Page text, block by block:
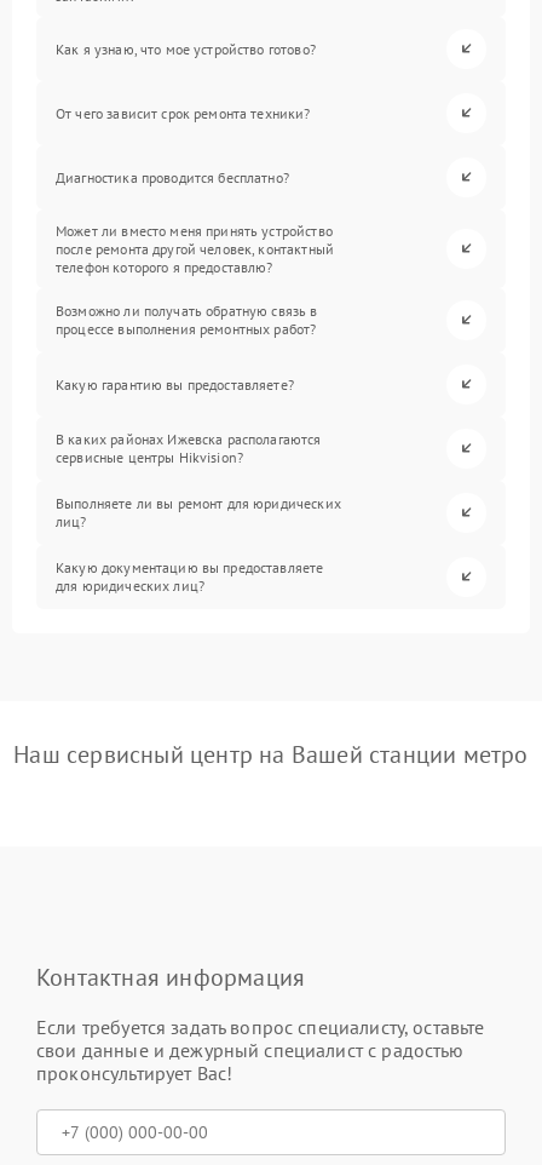
Как я узнаю, что мое устройство готово?
От чего зависит срок ремонта техники?
Диагностика проводится бесплатно?
Может ли вместо меня принять устройство
после ремонта другой человек, контактный
телефон которого я предоставлю?
Возможно ли получать обратную связь в
процессе выполнения ремонтных работ?
Какую гарантию вы предоставляете?
В каких районах Ижевска располагаются
сервисные центры Hikvision?
Выполняете ли вы ремонт для юридических
лиц?
Какую документацию вы предоставляете
для юридических лиц?
Наш сервисный центр на Вашей станции метро
Контактная информация
Если требуется задать вопрос специалисту, оставьте
свои данные и дежурный специалист с радостью
проконсультирует Вас!